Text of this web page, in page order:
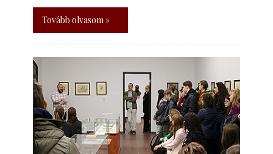
Tovább olvasom »